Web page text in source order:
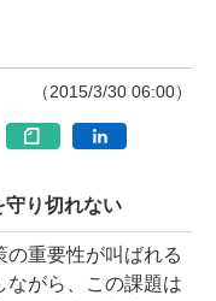
（2015/3/30 06:00）
守り切れない
重要性が叫ばれる
ながら、この課題は